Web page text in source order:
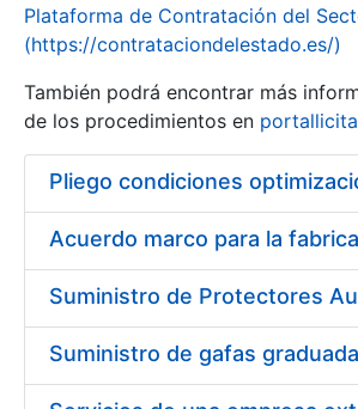
Erakutsi/Ezkutatu
Plataforma de Contratación del
(https://contrataciondelestado.es/)
También podrá encontrar más
de los procedimientos en